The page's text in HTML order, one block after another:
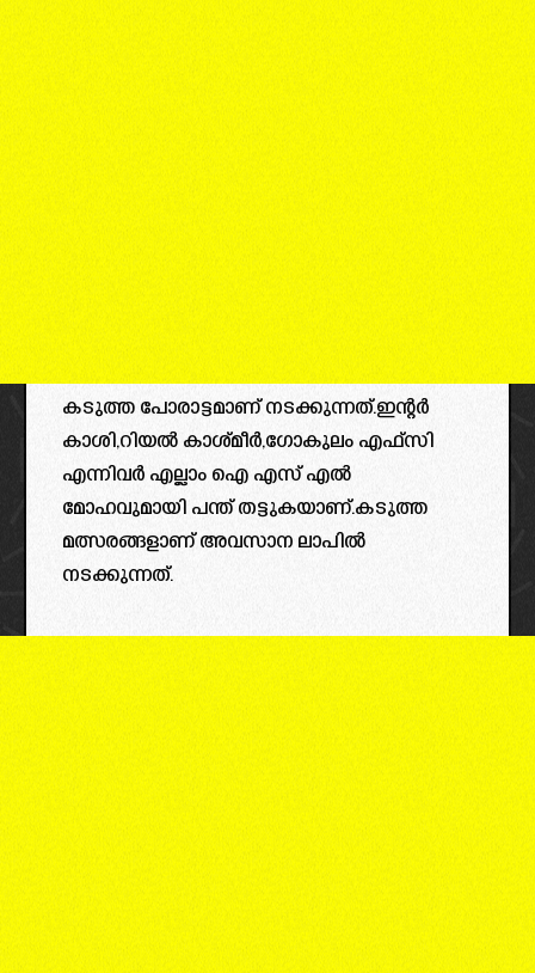
കടുത്ത പോരാട്ടമാണ് നടക്കുന്നത്.ഇന്റർ
കാശി,റിയൽ കാശ്മീർ,ഗോകുലം എഫ്സി
എന്നിവർ എല്ലാം ഐ എസ് എൽ
മോഹവുമായി പന്ത് തട്ടുകയാണ്.കടുത്ത
മത്സരങ്ങളാണ് അവസാന ലാപിൽ
നടക്കുന്നത്.